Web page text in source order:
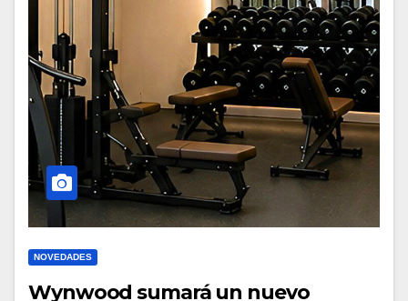
NOVEDADES
Wynwood sumará un nuevo